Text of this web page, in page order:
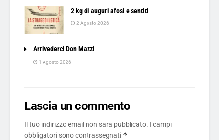
2 kg di auguri afosi e sentiti
2 Agosto 2026
Arrivederci Don Mazzi
1 Agosto 2026
Lascia un commento
Il tuo indirizzo email non sarà pubblicato. I campi
obbligatori sono contrassegnati *